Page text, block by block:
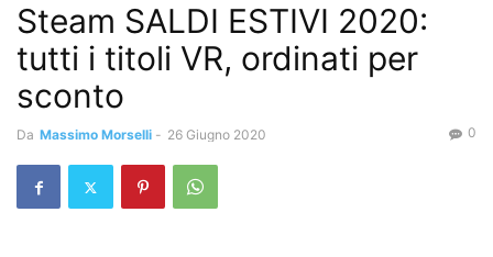
Steam SALDI ESTIVI 2020:
tutti i titoli VR, ordinati per
sconto
Da Massimo Morselli - 26 Giugno 2020 0